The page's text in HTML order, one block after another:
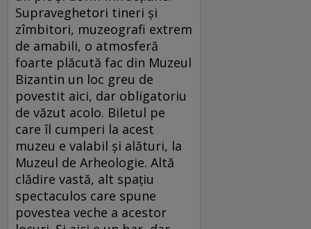
Supraveghetori tineri şi
zîmbitori, muzeografi extrem
de amabili, o atmosferă
foarte plăcută fac din Muzeul
Bizantin un loc greu de
povestit aici, dar obligatoriu
de văzut acolo. Biletul pe
care îl cumperi la acest
muzeu e valabil şi alături, la
Muzeul de Arheologie. Altă
clădire vastă, alt spaţiu
spectaculos care spune
povestea veche a acestor